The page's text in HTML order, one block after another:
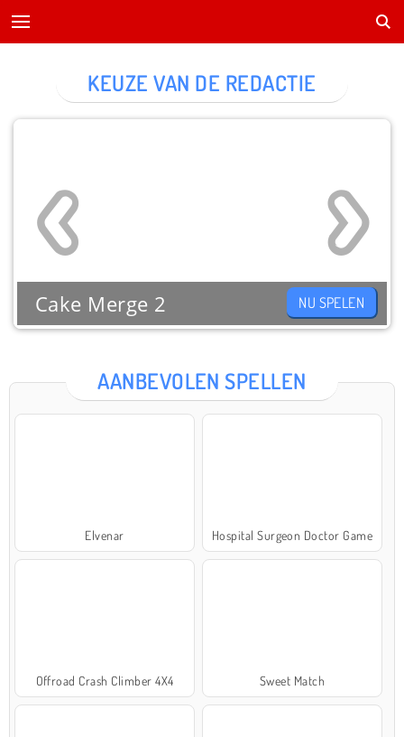
AANBEVOLEN SPELLEN
Elvenar Hospital Surgeon Doctor Game
Offroad Crash Climber 4X4 Sweet Match
KEUZE VAN DE REDACTIE
Cake Merge 2 NU SPELEN